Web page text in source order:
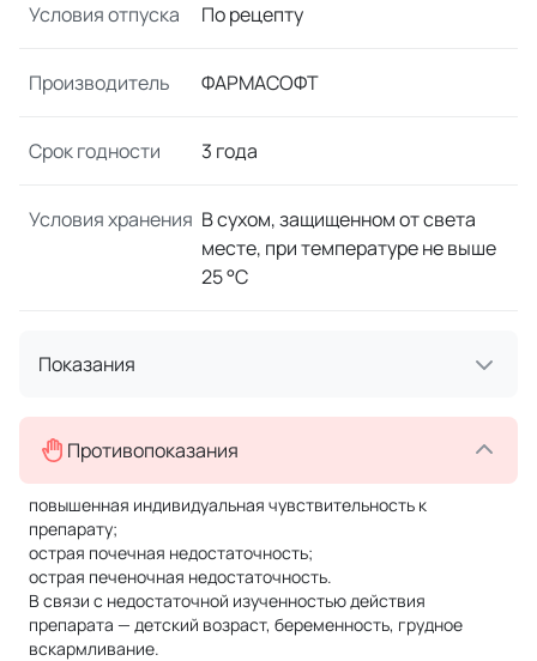
Условия отпуска По рецепту
Производитель ФАРМАСОФТ
Срок годности 3 года
Условия хранения В сухом, защищенном от света
месте, при температуре не выше
25 °C
Показания
Противопоказания
повышенная индивидуальная чувствительность к
препарату;
острая почечная недостаточность;
острая печеночная недостаточность.
В связи с недостаточной изученностью действия
препарата — детский возраст, беременность, грудное
вскармливание.